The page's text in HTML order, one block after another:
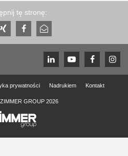
tę stronę:
prywatności Nadrukiem Kontakt
GROUP 2026